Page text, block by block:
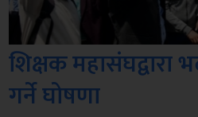
शिक्षक
गर्ने घोषणा